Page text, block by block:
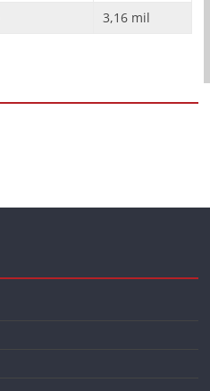
3,16 mil